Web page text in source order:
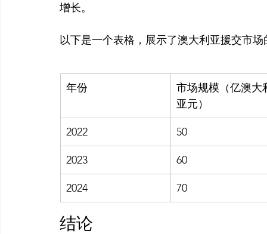
增长。
年份
市场规模（亿澳大
亚元）
2022 50
2023 60
2024 70
结论